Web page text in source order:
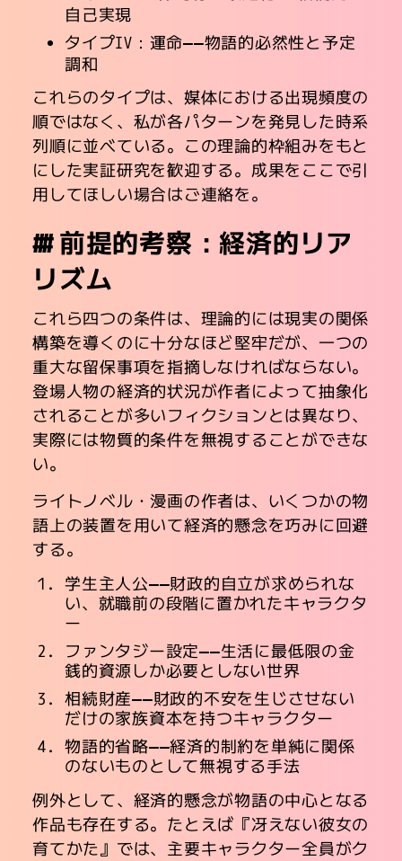
自己実現
タイプIV：運命――物語的必然性と予定
調和
これらのタイプは、媒体における出現頻度の
順ではなく、私が各パターンを発見した時系
列順に並べている。この理論的枠組みをもと
にした実証研究を歓迎する。成果をここで引
用してほしい場合はご連絡を。
前提的考察：経済的リア
リズム
これら四つの条件は、理論的には現実の関係
構築を導くのに十分なほど堅牢だが、一つの
重大な留保事項を指摘しなければならない。
登場人物の経済的状況が作者によって抽象化
されることが多いフィクションとは異なり、
実際には物質的条件を無視することができな
い。
ライトノベル・漫画の作者は、いくつかの物
語上の装置を用いて経済的懸念を巧みに回避
する。
学生主人公――財政的自立が求められな
い、就職前の段階に置かれたキャラクタ
ー
ファンタジー設定――生活に最低限の金
銭的資源しか必要としない世界
相続財産――財政的不安を生じさせない
だけの家族資本を持つキャラクター
物語的省略――経済的制約を単純に関係
のないものとして無視する手法
例外として、経済的懸念が物語の中心となる
作品も存在する。たとえば『冴えない彼女の
育てかた』では、主要キャラクター全員がク